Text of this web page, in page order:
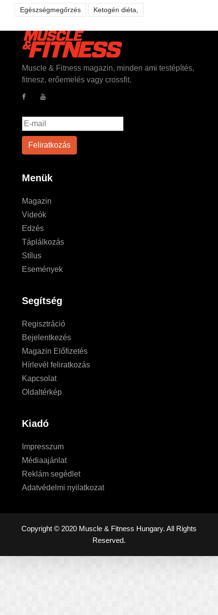
Egészségmegőrzés Ketogén diéta,
Muscle & Fitness magazin, minden ami testépítés,
fitnesz, erőemelés vagy crossfit.
Menük
Magazin
Videók
Edzés
Táplálkozás
Stílus
Események
Segítség
Regisztráció
Bejelentkezés
Magazin Előfizetés
Hírlevél feliratkozás
Kapcsolat
Oldaltérkép
Kiadó
Impresszum
Médiaajánlat
Reklám segédlet
Adatvédelmi nyilatkozat
Copyright © 2020 Muscle & Fitness Hungary. All Rights
Reserved.